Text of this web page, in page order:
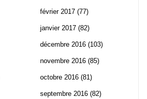
février 2017 (77)
janvier 2017 (82)
décembre 2016 (103)
novembre 2016 (85)
octobre 2016 (81)
septembre 2016 (82)